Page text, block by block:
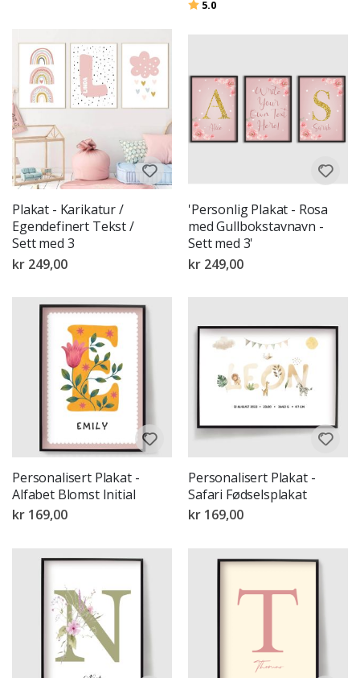
Karakter:
5.0
Plakat - Karikatur /
Egendefinert Tekst /
Sett med 3
kr 249,00
'Personlig Plakat - Rosa
med Gullbokstavnavn -
Sett med 3'
kr 249,00
Personalisert Plakat -
Alfabet Blomst Initial
kr 169,00
Personalisert Plakat -
Safari Fødselsplakat
kr 169,00